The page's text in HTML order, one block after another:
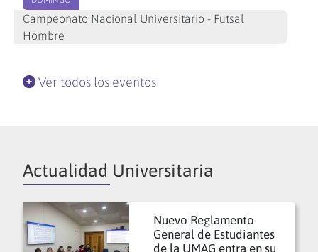
Campeonato Nacional Universitario - Futsal
Hombre
Ver todos los eventos
Actualidad Universitaria
Nuevo Reglamento
General de Estudiantes
de la UMAG entra en su